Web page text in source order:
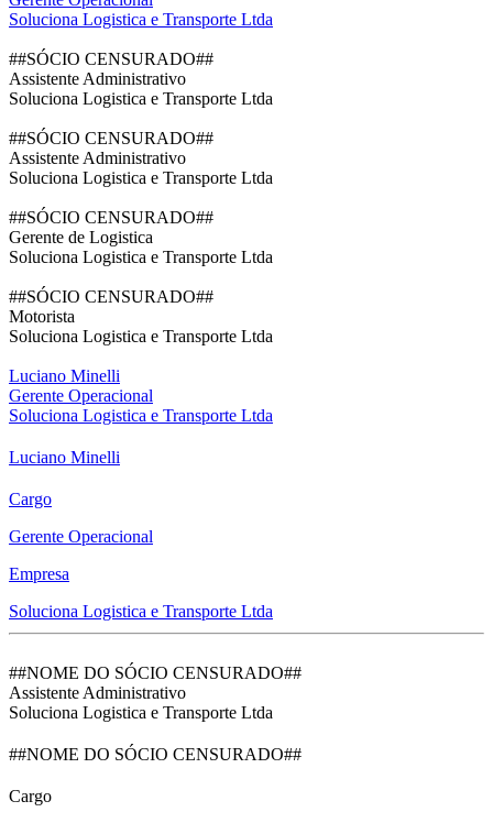
Soluciona Logistica e Transporte Ltda
##SÓCIO CENSURADO##
Assistente Administrativo
Soluciona Logistica e Transporte Ltda
##SÓCIO CENSURADO##
Assistente Administrativo
Soluciona Logistica e Transporte Ltda
##SÓCIO CENSURADO##
Gerente de Logistica
Soluciona Logistica e Transporte Ltda
##SÓCIO CENSURADO##
Motorista
Soluciona Logistica e Transporte Ltda
Luciano Minelli
Gerente Operacional
Soluciona Logistica e Transporte Ltda
Luciano Minelli
Cargo
Gerente Operacional
Empresa
Soluciona Logistica e Transporte Ltda
##NOME DO SÓCIO CENSURADO##
Assistente Administrativo
Soluciona Logistica e Transporte Ltda
##NOME DO SÓCIO CENSURADO##
Cargo